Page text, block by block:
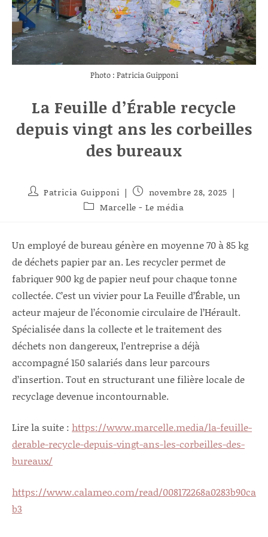
Photo : Patricia Guipponi
La Feuille d’Érable recycle
depuis vingt ans les corbeilles
des bureaux
Auteur/autrice
Patricia Guipponi
Publication
publiée :
novembre 28, 2025
PostMarcelle - Le média
Un employé de bureau génère en moyenne 70 à 85 kg
de déchets papier par an. Les recycler permet de
fabriquer 900 kg de papier neuf pour chaque tonne
collectée. C’est un vivier pour La Feuille d’Érable, un
acteur majeur de l’économie circulaire de l’Hérault.
Spécialisée dans la collecte et le traitement des
déchets non dangereux, l’entreprise a déjà
accompagné 150 salariés dans leur parcours
d’insertion. Tout en structurant une filière locale de
recyclage devenue incontournable.
Lire la suite : https://www.marcelle.media/la-feuille-
derable-recycle-depuis-vingt-ans-les-corbeilles-des-
bureaux/
https://www.calameo.com/read/008172268a0283b90ca
b3